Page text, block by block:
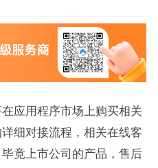
应用程序市场上购买相关
细对接流程，相关在线客
竟上市公司的产品，售后